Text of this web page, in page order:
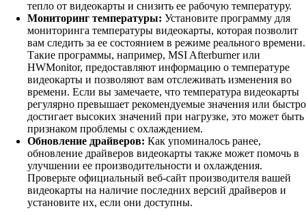
тепло от видеокарты и снизить ее рабочую температуру.
Мониторинг температуры: Установите программу для
мониторинга температуры видеокарты, которая позволит
вам следить за ее состоянием в режиме реального времени.
Такие программы, например, MSI Afterburner или
HWMonitor, предоставляют информацию о температуре
видеокарты и позволяют вам отслеживать изменения во
времени. Если вы замечаете, что температура видеокарты
регулярно превышает рекомендуемые значения или быстро
достигает высоких значений при нагрузке, это может быть
признаком проблемы с охлаждением.
Обновление драйверов: Как упоминалось ранее,
обновление драйверов видеокарты также может помочь в
улучшении ее производительности и охлаждения.
Проверьте официальный веб-сайт производителя вашей
видеокарты на наличие последних версий драйверов и
установите их, если они доступны.